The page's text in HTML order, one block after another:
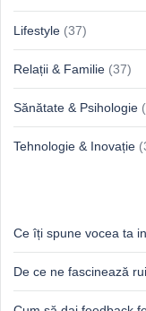
Lifestyle (37)
Relații & Familie (37)
Sănătate & Psihologie
Tehnologie & Inovație
Ce îți spune vocea ta
De ce ne fascinează